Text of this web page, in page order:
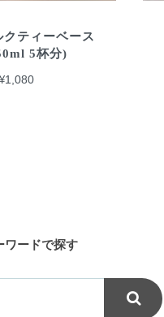
ティーベース
5杯分)
¥1,080
ワードで探す